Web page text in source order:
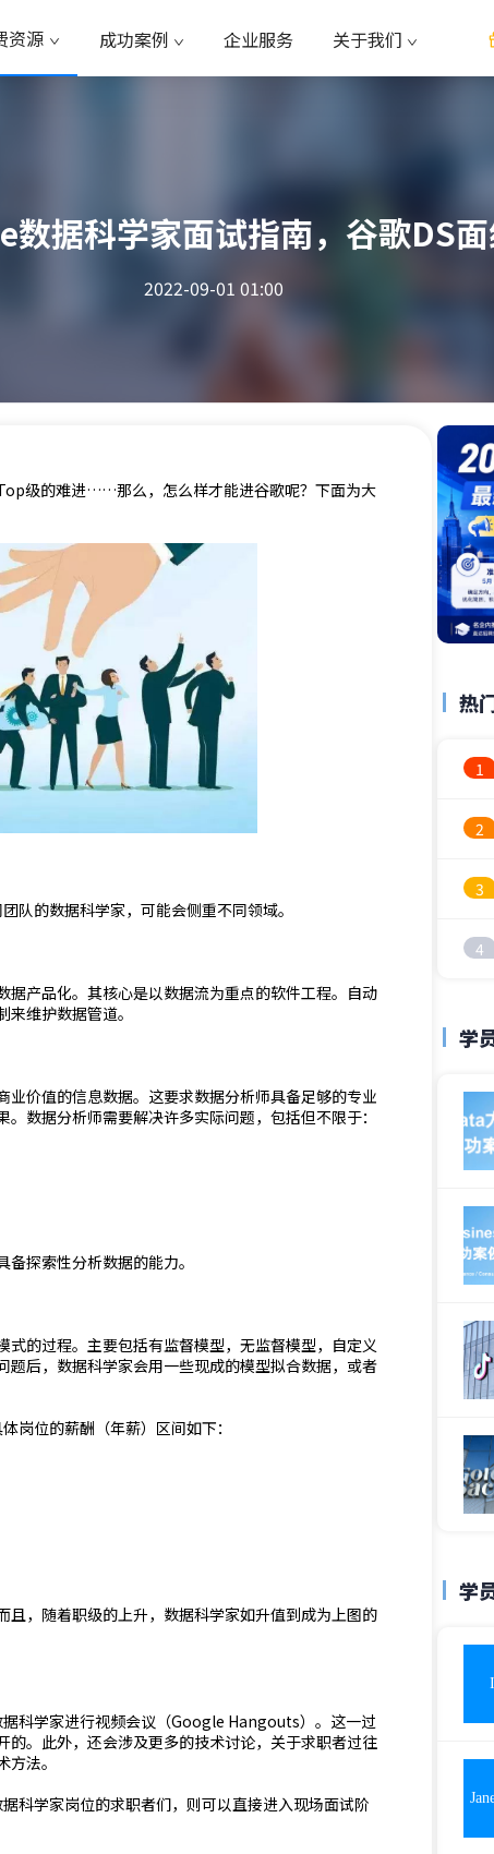
资源 成功案例 企业服务 关于我们
数据科学家面试指南，谷歌DS
2022-09-01 01:00
级的难进……那么，怎么样才能进谷歌呢？下面为大
队的数据科学家，可能会侧重不同领域。
产品化。其核心是以数据流为重点的软件工程。自动
维护数据管道。
价值的信息数据。这要求数据分析师具备足够的专业
数据分析师需要解决许多实际问题，包括但不限于：
探索性分析数据的能力。
的过程。主要包括有监督模型，无监督模型，自定义
后，数据科学家会用一些现成的模型拟合数据，或者
岗位的薪酬（年薪）区间如下：
，随着职级的上升，数据科学家如升值到成为上图的
科学家进行视频会议（Google Hangouts）。这一过
。此外，还会涉及更多的技术讨论，关于求职者过往
法。
学家岗位的求职者们，则可以直接进入现场面试阶
热
1
2
3
4
学
学